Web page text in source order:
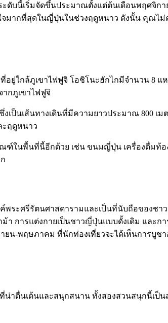
ดับนี้เริ่มจัดขึ้นประมาณตั้งแต่ต้นเดือนพฤศจิก
กที่สุดในญี่ปุ่นในช่วงฤดูหนาว ดังนั้น คุณไม่ควร
ที่อยู่ใกล้ภูเขาไฟฟูจิ โอชิโนะฮักไกมีจำนวน
กภูเขาไฟฟูจิ
งเป็นเส้นทางเดินที่มีความยาวประมาณ 800
ะฤดูหนาว
ในพื้นที่นี้อีกด้วย เช่น ขนมญี่ปุ่น เครื่องดื่มท้
พระศรีรัตนศาสดารามและเป็นที่นับถือของ
า การแต่งกายเป็นชาวญี่ปุ่นแบบดั้งเดิม และ
ยน-พฤษภาคม ที่นักท่องเที่ยวจะได้เห็นการบู
ณ์ที่น่าตื่นเต้นและสนุกสนาน ทั้งสองสวนสนุกนี้